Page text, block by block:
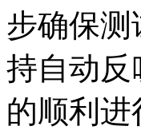
步确保
持自动反
的顺利进